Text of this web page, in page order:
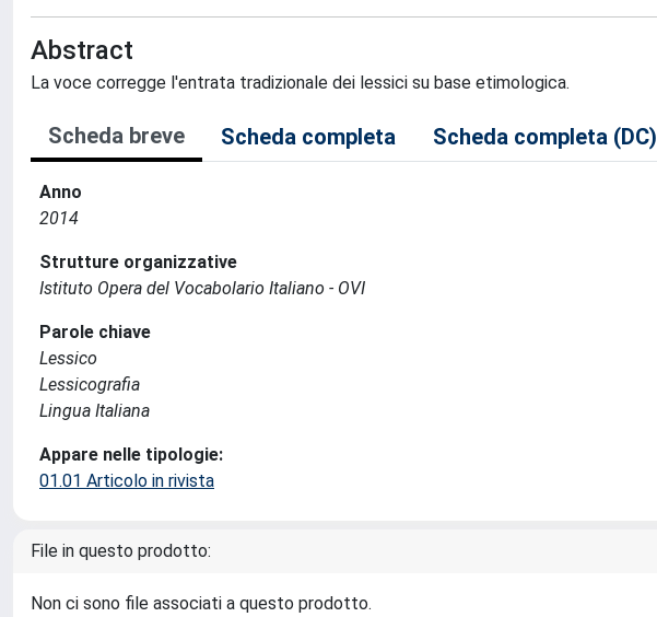
Abstract
La voce corregge l'entrata tradizionale dei lessici su base etimologica.
Scheda breve Scheda completa Scheda completa (DC)
Anno
2014
Strutture organizzative
Istituto Opera del Vocabolario Italiano - OVI
Parole chiave
Lessico
Lessicografia
Lingua Italiana
Appare nelle tipologie:
01.01 Articolo in rivista
File in questo prodotto:
Non ci sono file associati a questo prodotto.